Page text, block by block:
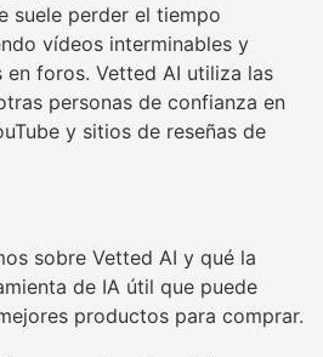
suele perder el tiempo
vídeos interminables y
en foros. Vetted AI utiliza las
personas de confianza en
y sitios de reseñas de
sobre Vetted AI y qué la
de IA útil que puede
productos para comprar.